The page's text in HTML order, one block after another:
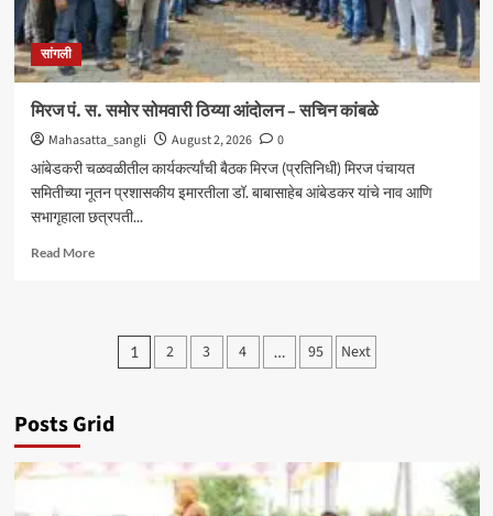
सांगली
मिरज पं. स. समोर सोमवारी ठिय्या आंदोलन – सचिन कांबळे
Mahasatta_sangli August 2, 2026
0
आंबेडकरी चळवळीतील कार्यकर्त्यांची बैठक मिरज (प्रतिनिधी) मिरज पंचायत
समितीच्या नूतन प्रशासकीय इमारतीला डॉ. बाबासाहेब आंबेडकर यांचे नाव आणि
सभागृहाला छत्रपती...
Read MoreRead
ठिय्या
आंदोलन
Posts
1 2 3 4 … 95 Next
Posts Grid